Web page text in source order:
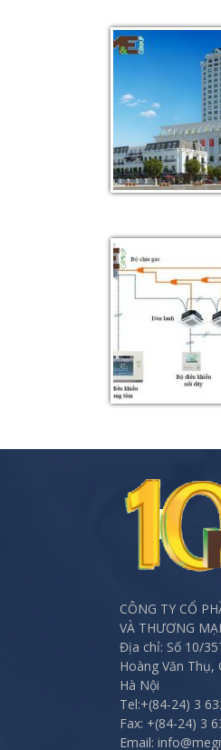
CÔNG TY CỔ
VÀ THƯƠNG
Địa chỉ: Số 10/
Hoàng Văn Thụ,
Hà Nội
Tel:+(84-24) 3
Fax: +(84-24) 3
Email: